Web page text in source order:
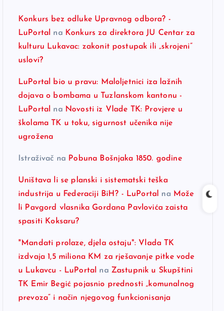
Konkurs bez odluke Upravnog odbora? -
LuPortal
na Konkurs za direktora JU Centar za
kulturu Lukavac: zakonit postupak ili „skrojeni“
uslovi?
LuPortal bio u pravu: Maloljetnici iza lažnih
dojava o bombama u Tuzlanskom kantonu -
LuPortal
na Novosti iz Vlade TK: Provjere u
školama TK u toku, sigurnost učenika nije
ugrožena
Istraživač na Pobuna Bošnjaka 1850. godine
Uništava li se planski i sistematski teška
industrija u Federaciji BiH? - LuPortal
na Može
li Pavgord vlasnika Gordana Pavlovića zaista
spasiti Koksaru?
"Mandati prolaze, djela ostaju": Vlada TK
izdvaja 1,5 miliona KM za rješavanje pitke vode
u Lukavcu - LuPortal
na Zastupnik u Skupštini
TK Emir Begić pojasnio prednosti „komunalnog
prevoza“ i način njegovog funkcionisanja